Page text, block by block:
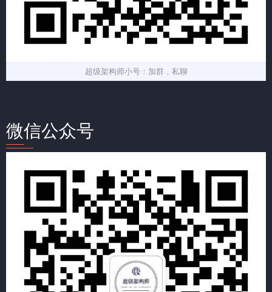
超级架构师小号：加群，私聊
微信公众号